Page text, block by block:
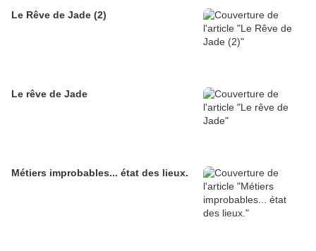
Le Rêve de Jade (2)
Le rêve de Jade
Métiers improbables... état des lieux.